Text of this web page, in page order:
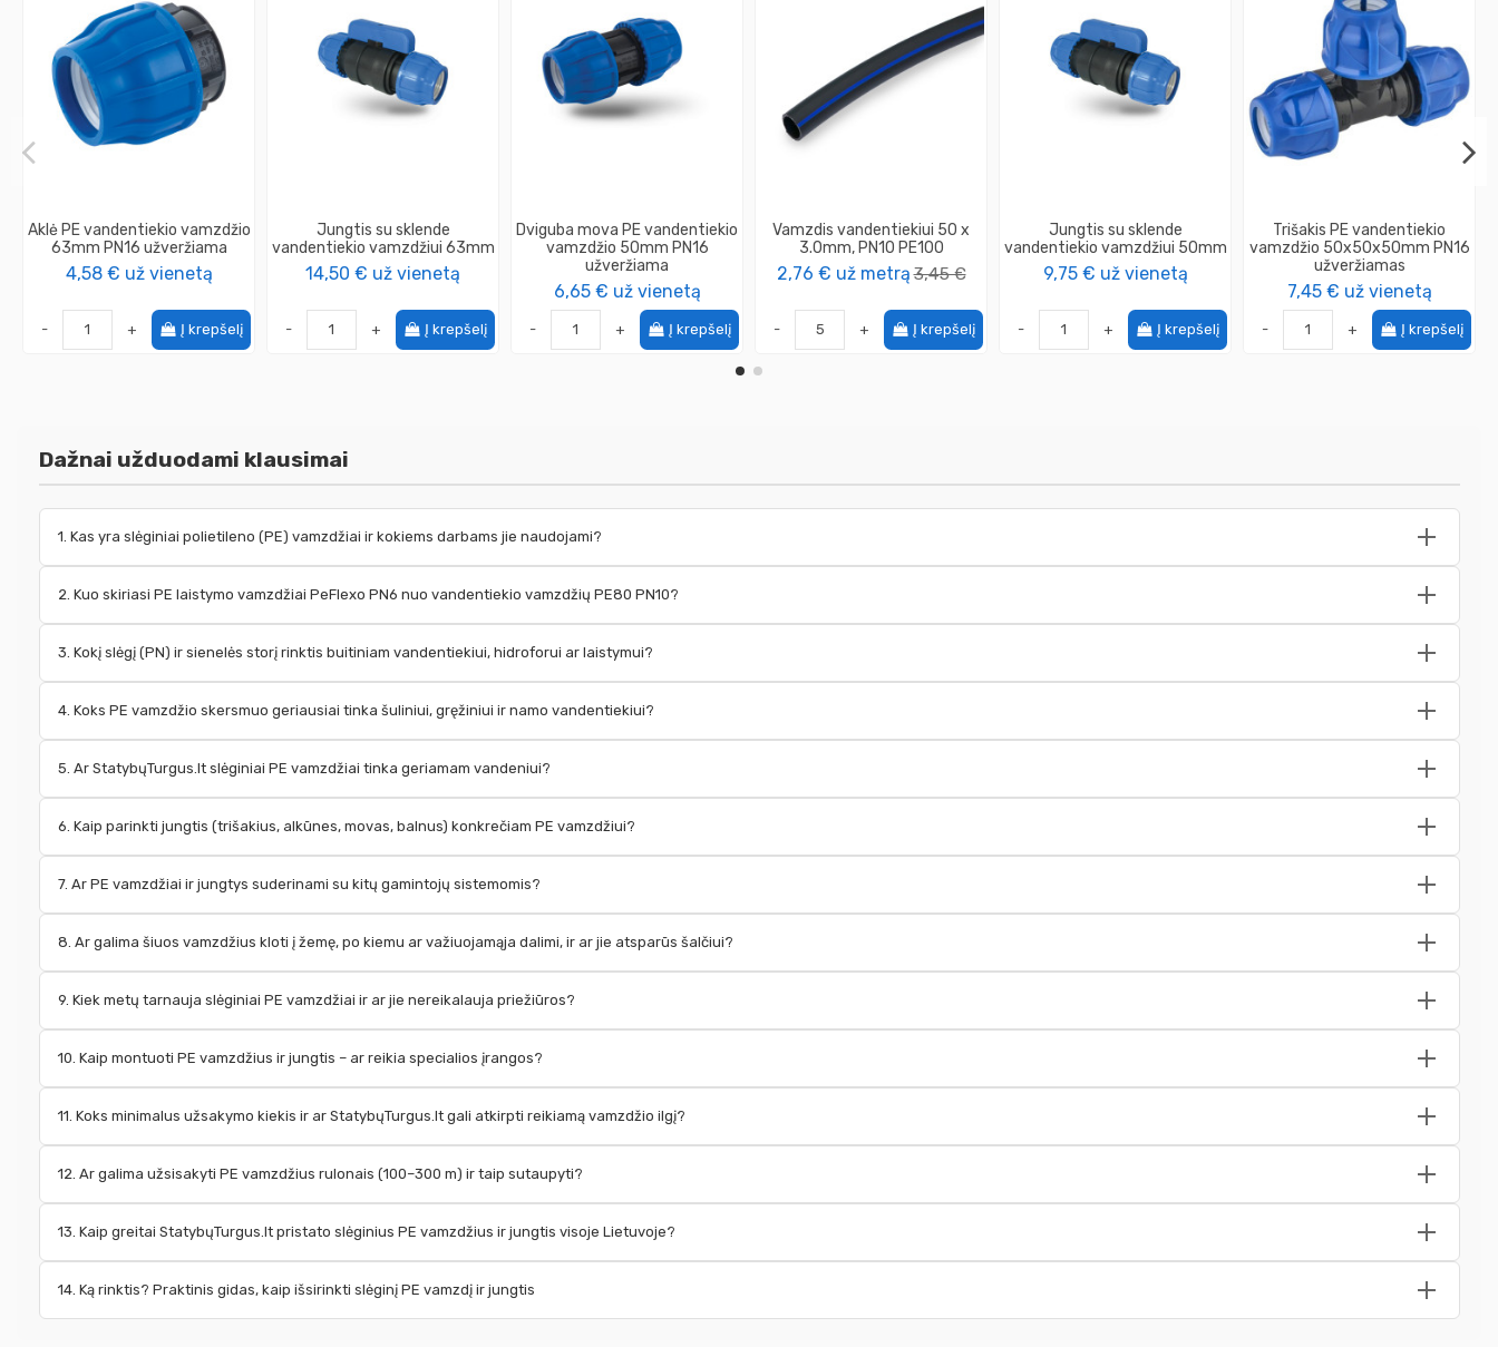
Aklė PE vandentiekio vamzdžio
63mm PN16 užveržiama
4,58 € už vienetą
- + Į krepšelį
Jungtis su sklende
vandentiekio vamzdžiui 63mm
14,50 € už vienetą
- + Į krepšelį
Dviguba mova PE vandentiekio
vamzdžio 50mm PN16
užveržiama
6,65 € už vienetą
- + Į krepšelį
Vamzdis vandentiekiui 50 x
3.0mm, PN10 PE100
2,76 € už metrą3,45 €
- + Į krepšelį
Jungtis su sklende
vandentiekio vamzdžiui 50mm
9,75 € už vienetą
- + Į krepšelį
Trišakis PE vandentiekio
vamzdžio 50x50x50mm PN16
užveržiamas
7,45 € už vienetą
- + Į krepšelį
Dažnai užduodami klausimai
1. Kas yra slėginiai polietileno (PE) vamzdžiai ir kokiems darbams jie naudojami?
2. Kuo skiriasi PE laistymo vamzdžiai PeFlexo PN6 nuo vandentiekio vamzdžių PE80 PN10?
3. Kokį slėgį (PN) ir sienelės storį rinktis buitiniam vandentiekiui, hidroforui ar laistymui?
4. Koks PE vamzdžio skersmuo geriausiai tinka šuliniui, gręžiniui ir namo vandentiekiui?
5. Ar StatybųTurgus.lt slėginiai PE vamzdžiai tinka geriamam vandeniui?
6. Kaip parinkti jungtis (trišakius, alkūnes, movas, balnus) konkrečiam PE vamzdžiui?
7. Ar PE vamzdžiai ir jungtys suderinami su kitų gamintojų sistemomis?
8. Ar galima šiuos vamzdžius kloti į žemę, po kiemu ar važiuojamąja dalimi, ir ar jie atsparūs šalčiui?
9. Kiek metų tarnauja slėginiai PE vamzdžiai ir ar jie nereikalauja priežiūros?
10. Kaip montuoti PE vamzdžius ir jungtis – ar reikia specialios įrangos?
11. Koks minimalus užsakymo kiekis ir ar StatybųTurgus.lt gali atkirpti reikiamą vamzdžio ilgį?
12. Ar galima užsisakyti PE vamzdžius rulonais (100–300 m) ir taip sutaupyti?
13. Kaip greitai StatybųTurgus.lt pristato slėginius PE vamzdžius ir jungtis visoje Lietuvoje?
14. Ką rinktis? Praktinis gidas, kaip išsirinkti slėginį PE vamzdį ir jungtis